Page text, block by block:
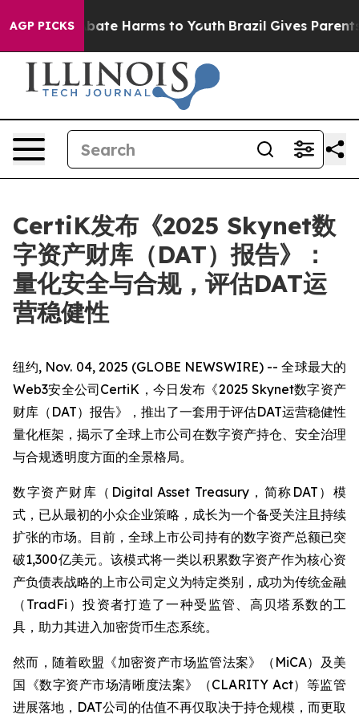
AGP PICKSto Abate Harms to Youth Brazil Gives Parents
CertiK发布《2025 Skynet数
字资产财库（DAT）报告》：
量化安全与合规，评估DAT运
营稳健性
纽约, Nov. 04, 2025 (GLOBE NEWSWIRE) -- 全球最大的
Web3安全公司CertiK，今日发布《2025 Skynet数字资产
财库（DAT）报告》，推出了一套用于评估DAT运营稳健性
量化框架，揭示了全球上市公司在数字资产持仓、安全治理
与合规透明度方面的全景格局。
数字资产财库（Digital Asset Treasury，简称DAT）模
式，已从最初的小众企业策略，成长为一个备受关注且持续
扩张的市场。目前，全球上市公司持有的数字资产总额已突
破1,300亿美元。该模式将一类以积累数字资产作为核心资
产负债表战略的上市公司定义为特定类别，成功为传统金融
（TradFi）投资者打造了一种受监管、高贝塔系数的工
具，助力其进入加密货币生态系统。
然而，随着欧盟《加密资产市场监管法案》（MiCA）及美
国《数字资产市场清晰度法案》（CLARITY Act）等监管
进展落地，DAT公司的估值不再仅取决于持仓规模，而更取